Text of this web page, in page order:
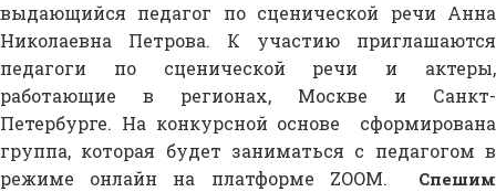
выдающийся педагог по сценической речи Анна
Николаевна Петрова. К участию приглашаются
педагоги по сценической речи и актеры,
работающие в регионах, Москве и Санкт-
Петербурге. На конкурсной основе сформирована
группа, которая будет заниматься с педагогом в
режиме онлайн на платформе ZOOM. Спешим